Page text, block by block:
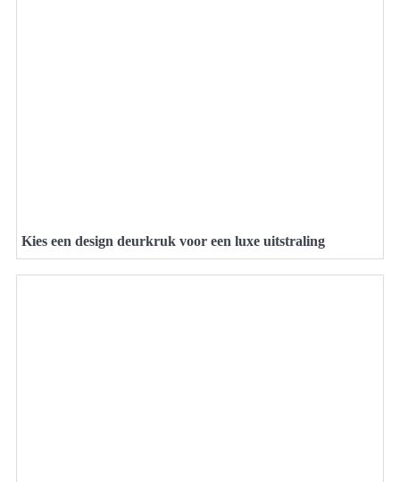
Kies een design deurkruk voor een luxe uitstraling